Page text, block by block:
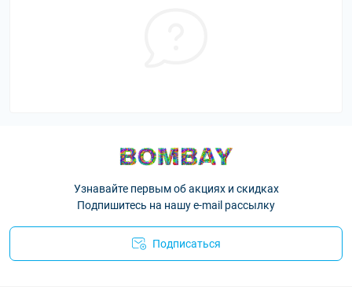
Узнавайте первым об акциях и скидках
Подпишитесь на нашу e-mail рассылку
Подписаться